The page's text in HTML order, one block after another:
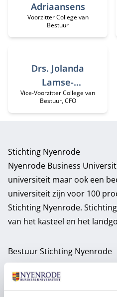
Adriaansens
Functietitel:
Voorzitter College van
Bestuur
Drs. Jolanda
Lamse-
Minderhoud
Functietitel:
Vice-Voorzitter College van
Bestuur, CFO
Stichting Nyenrode
Nyenrode Business
universiteit maar ook een
universiteit zijn voor 100
Stichting Nyenrode.
van het kasteel en het
Bestuur Stichting Nyenrode